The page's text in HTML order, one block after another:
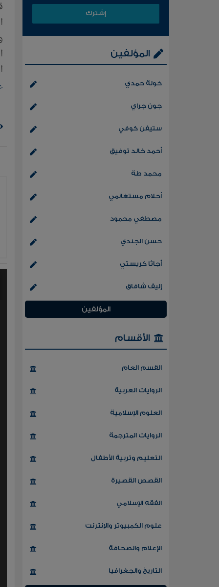
المؤلفين
خولة حمدي
جون جراي
ستيفن كوفي
أحمد خالد توفيق
محمد طة
أحلام مستغانمي
مصطفي محمود
حسن الجندي
أجاثا كريستي
إليف شافاق
المؤلفين
الأقسام
القسم العام
الروايات العربية
العلوم الإسلامية
الروايات المترجمة
التعليم وتربية الأطفال
القصص القصيرة
الفقه الإسلامي
علوم الكمبيوتر والإنترنت
الإعلام والصحافة
التاريخ والجغرافيا